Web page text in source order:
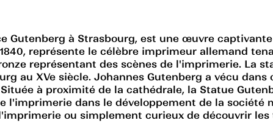
Gutenberg à Strasbourg, est une œuvre
représente le célèbre imprimeur allemand
représentant des scènes de l'imprimerie. La
au XVe siècle. Johannes Gutenberg a vécu
à proximité de la cathédrale, la Statue
l'imprimerie dans le développement de la société
ou simplement curieux de découvrir